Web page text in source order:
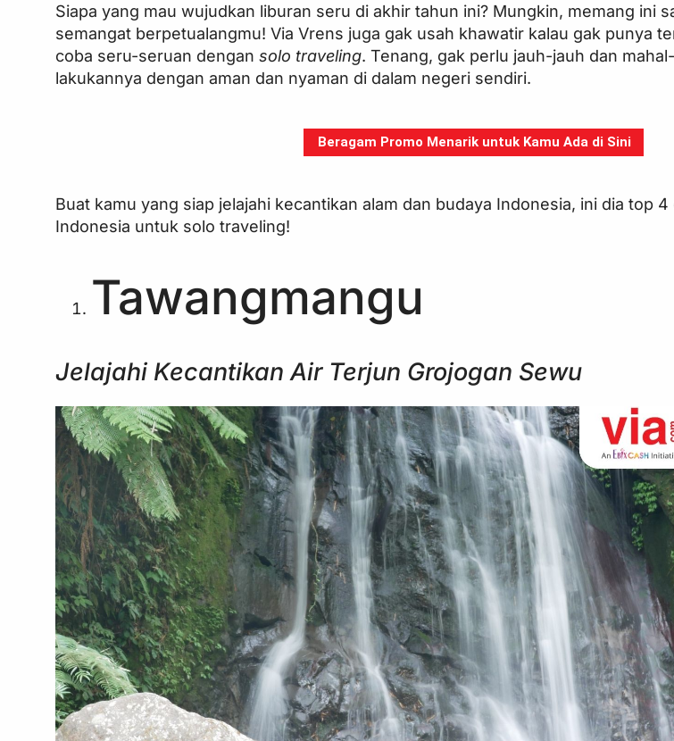
Siapa yang mau wujudkan liburan seru di akhir tahun ini? Mungkin, memang ini
semangat berpetualangmu! Via Vrens juga gak usah khawatir kalau gak punya
coba seru-seruan dengansolo traveling. Tenang, gak perlu jauh-jauh dan
lakukannya dengan aman dan nyaman di dalam negeri sendiri.
Beragam Promo Menarik untuk Kamu Ada di Sini
Buat kamu yang siap jelajahi kecantikan alam dan budaya Indonesia, ini dia top
Indonesia untuk solo traveling!
Tawangmangu
Jelajahi Kecantikan Air Terjun Grojogan Sewu